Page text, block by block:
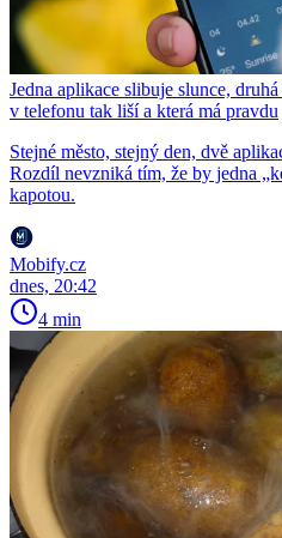
Jedna aplikace slibuje slunce,
v telefonu tak liší a která má pravdu
Stejné město, stejný den, dvě
Rozdíl nevzniká tím, že by jedna
kapotou.
Mobify.cz
dnes, 20:42
4 min